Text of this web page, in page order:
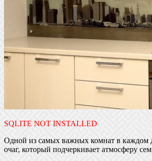
SQLITE NOT INSTALLED
Одной из самых важных комнат в каждом
очаг, который подчеркивает атмосферу